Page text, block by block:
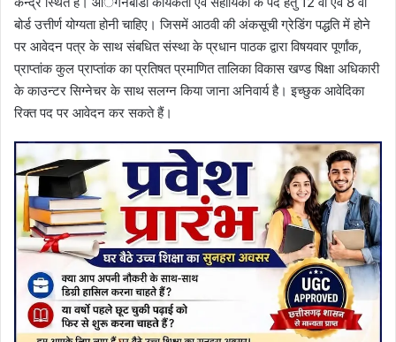
बोर्ड उत्तीर्ण योग्यता होनी चाहिए। जिसमें आठवी की अंकसूची ग्रेडिंग पद्धति में होने
पर आवेदन पत्र के साथ संबधित संस्था के प्रधान पाठक द्वारा विषयवार पूर्णांक,
प्राप्तांक कुल प्राप्तांक का प्रतिषत प्रमाणित तालिका विकास खण्ड षिक्षा अधिकारी
के काउन्टर सिग्नेचर के साथ सलग्न किया जाना अनिवार्य है। इच्छुक आवेदिका
रिक्त पद पर आवेदन कर सकते हैं।